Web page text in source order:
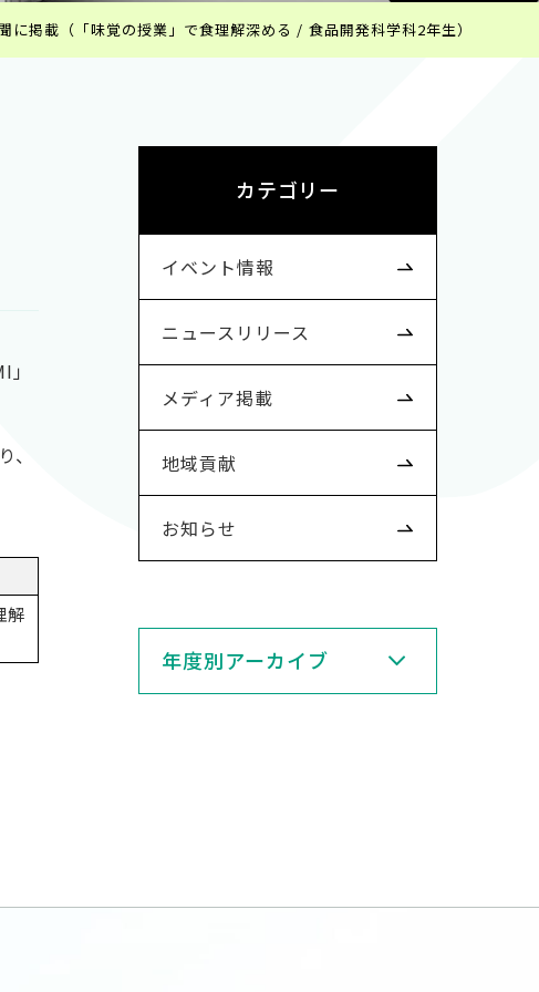
に掲載（「味覚の授業」で食理解深める / 食品開発科学科2年生）
解
カテゴリー
イベント情報
ニュースリリース
メディア掲載
地域貢献
お知らせ
年度別アーカイブ